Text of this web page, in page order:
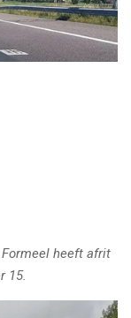
heeft afrit
15.